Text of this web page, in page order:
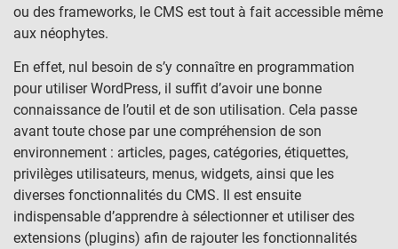
ou des frameworks, le CMS est tout à fait accessible même
aux néophytes.
En effet, nul besoin de s’y connaître en programmation
pour utiliser WordPress, il suffit d’avoir une bonne
connaissance de l’outil et de son utilisation. Cela passe
avant toute chose par une compréhension de son
environnement : articles, pages, catégories, étiquettes,
privilèges utilisateurs, menus, widgets, ainsi que les
diverses fonctionnalités du CMS. Il est ensuite
indispensable d’apprendre à sélectionner et utiliser des
extensions (plugins) afin de rajouter les fonctionnalités